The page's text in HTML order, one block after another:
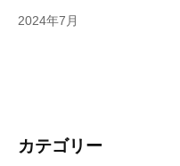
2024年7月
カテゴリー